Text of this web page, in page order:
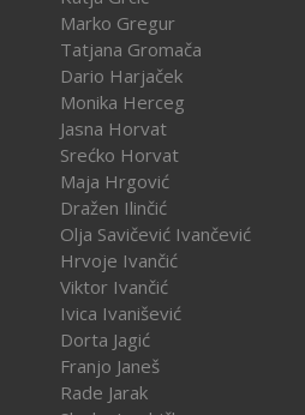
Marko Gregur
Tatjana Gromača
Dario Harjaček
Monika Herceg
Jasna Horvat
Srećko Horvat
Maja Hrgović
Dražen Ilinčić
Olja Savičević Ivančević
Hrvoje Ivančić
Viktor Ivančić
Ivica Ivanišević
Dorta Jagić
Franjo Janeš
Rade Jarak